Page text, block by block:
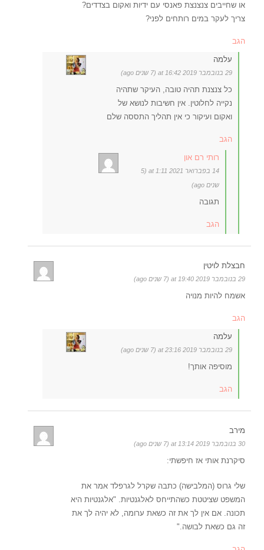
או שחייבים צנצנצת פאנסי עם ידיות ואקום בצדדים?
צריך לעקר במים רותחים לפני?
הגב
עלמה
29 בנובמבר 2019 at 16:42 (7 שנים ago)
כל צנצנת תהיה טובה, העיקר שתהיה
נקייה לחלוטין. אין חשיבות לנושא של
ואקום ועיקור כי אין תהליך התססה שלם
הגב
רותי רם און
14 בפברואר 2021 at 1:11 (5
שנים ago)
תגובה
הגב
חבצלת לויטין
29 בנובמבר 2019 at 19:40 (7 שנים ago)
אשמח להיות מנויה
הגב
עלמה
29 בנובמבר 2019 at 23:16 (7 שנים ago)
מוסיפה אותך!
הגב
מירב
30 בנובמבר 2019 at 13:14 (7 שנים ago)
סיקרנת אותי אז חיפשתי:
שלי גרוס (המלבישה) כתבה שקרל לגרפלד אמר את
המשפט שציטטת כשהתייחס לאלגנטיות. "אלגנטיות היא
תכונה. אם אין לך את זה כשאת ערומה, לא יהיה לך את
זה גם כשאת לבושה."